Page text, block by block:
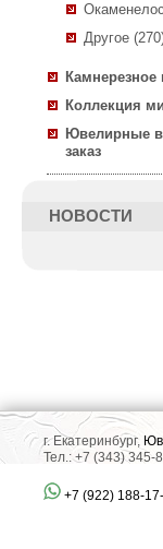
Другое
Камнерезное
Коллекция
Ювелирные
заказ
НОВОСТИ
г. Екатеринбург,
Тел.: +7 (343) 345-
+7 (922) 188-